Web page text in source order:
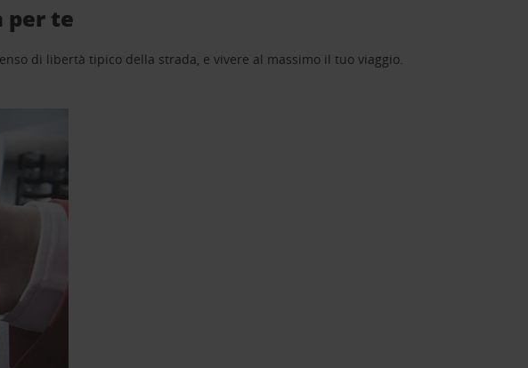
per te
di libertà tipico della strada, e vivere al massimo il tuo viaggio.